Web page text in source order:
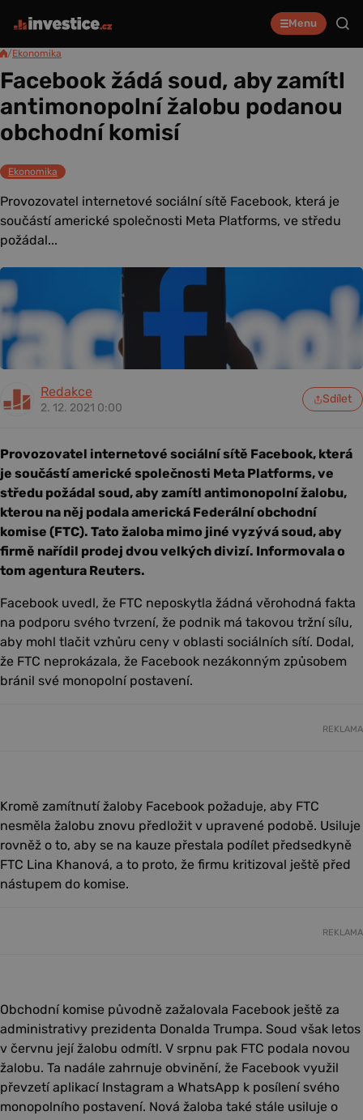
Menu
/Ekonomika
Facebook žádá soud, aby zamítl
antimonopolní žalobu podanou
obchodní komisí
Ekonomika
Provozovatel internetové sociální sítě Facebook, která je
součástí americké společnosti Meta Platforms, ve středu
požádal...
Redakce
2. 12. 2021 0:00
Sdílet
Provozovatel internetové sociální sítě Facebook, která
je součástí americké společnosti Meta Platforms, ve
středu požádal soud, aby zamítl antimonopolní žalobu,
kterou na něj podala americká Federální obchodní
komise (FTC). Tato žaloba mimo jiné vyzývá soud, aby
firmě nařídil prodej dvou velkých divizí. Informovala o
tom agentura Reuters.
Facebook uvedl, že FTC neposkytla žádná věrohodná fakta
na podporu svého tvrzení, že podnik má takovou tržní sílu,
aby mohl tlačit vzhůru ceny v oblasti sociálních sítí. Dodal,
že FTC neprokázala, že Facebook nezákonným způsobem
bránil své monopolní postavení.
REKLAMA
Kromě zamítnutí žaloby Facebook požaduje, aby FTC
nesměla žalobu znovu předložit v upravené podobě. Usiluje
rovněž o to, aby se na kauze přestala podílet předsedkyně
FTC Lina Khanová, a to proto, že firmu kritizoval ještě před
nástupem do komise.
REKLAMA
Obchodní komise původně zažalovala Facebook ještě za
administrativy prezidenta Donalda Trumpa. Soud však letos
v červnu její žalobu odmítl. V srpnu pak FTC podala novou
žalobu. Ta nadále zahrnuje obvinění, že Facebook využil
převzetí aplikací Instagram a WhatsApp k posílení svého
monopolního postavení. Nová žaloba také stále usiluje o